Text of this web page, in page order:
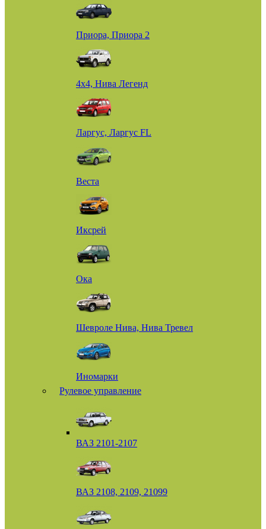
Приора, Приора 2
4х4, Нива Легенд
Ларгус, Ларгус FL
Веста
Иксрей
Ока
Шевроле Нива, Нива Тревел
Иномарки
Рулевое управление
ВАЗ 2101-2107
ВАЗ 2108, 2109, 21099